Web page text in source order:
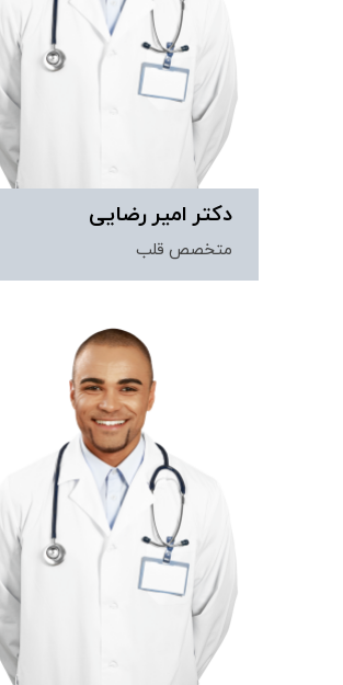
دکتر امیر رضایی
متخصص قلب